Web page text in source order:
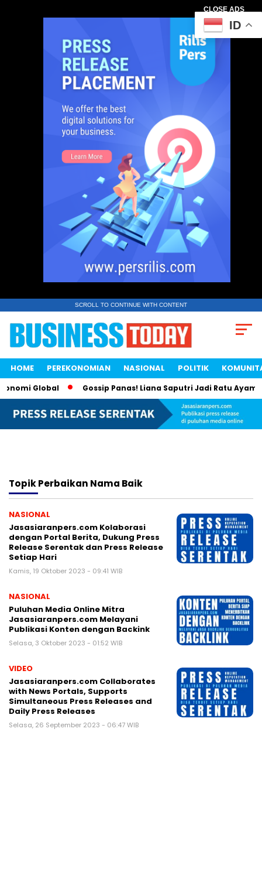
CLOSE ADS
SCROLL TO CONTINUE WITH CONTENT
HOME PEREKONOMIAN NASIONAL POLITIK
Global Gossip Panas! Liana Saputri Jadi Ratu Ayam
TopikPerbaikan Nama Baik
NASIONAL
Jasasiaranpers.com Kolaborasi
dengan Portal Berita, Dukung Press
Release Serentak dan Press Release
Setiap Hari
Kamis, 19 Oktober 2023 - 09:41 WIB
NASIONAL
Puluhan Media Online Mitra
Jasasiaranpers.com Melayani
Publikasi Konten dengan Backink
Selasa, 3 Oktober 2023 - 01:52 WIB
VIDEO
Jasasiaranpers.com Collaborates
with News Portals, Supports
Simultaneous Press Releases and
Daily Press Releases
Selasa, 26 September 2023 - 06:47 WIB
ID